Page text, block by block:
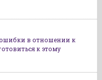
ошибки в отношении к
к этому